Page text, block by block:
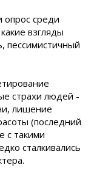
опрос среди
взгляды
пессимистичный
страхи людей -
лишение
(последний
с такими
сталкивались